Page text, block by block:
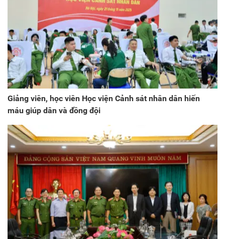
Giảng viên, học viên Học viện Cảnh sát nhân dân hiến
máu giúp dân và đồng đội